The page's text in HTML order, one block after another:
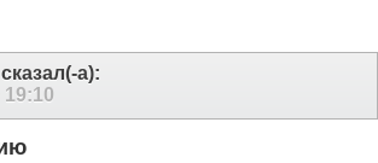
сказал(-а):
19:10